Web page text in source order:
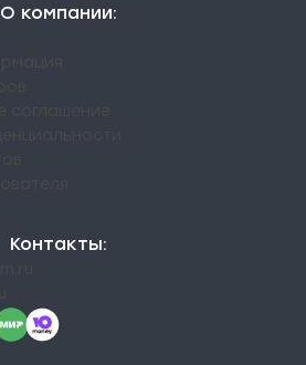
О компании:
Контакты: